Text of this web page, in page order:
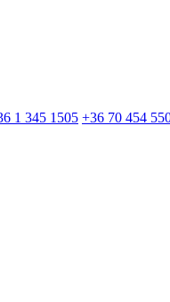
1 345 1505 +36 70 454